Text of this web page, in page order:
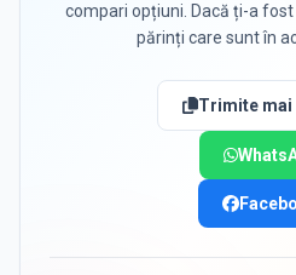
compari opțiuni. Dacă ți-a
părinți care sunt în
Trimite mai